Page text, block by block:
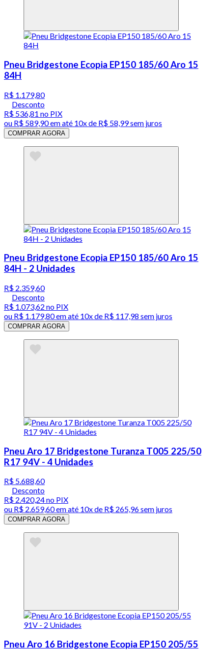
Pneu Bridgestone Ecopia EP150 185/60 Aro 15
84H
R$ 1.179,80
Desconto
R$ 536,81 no PIX
ou R$ 589,90em até 10x de R$ 58,99 sem juros
COMPRAR AGORA
Pneu Bridgestone Ecopia EP150 185/60 Aro 15
84H - 2 Unidades
R$ 2.359,60
Desconto
R$ 1.073,62 no PIX
ou R$ 1.179,80em até 10x de R$ 117,98 sem juros
COMPRAR AGORA
Pneu Aro 17 Bridgestone Turanza T005 225/50
R17 94V - 4 Unidades
R$ 5.688,60
Desconto
R$ 2.420,24no PIX
ou R$ 2.659,60em até 10x de R$ 265,96 sem juros
COMPRAR AGORA
Pneu Aro 16 Bridgestone Ecopia EP150 205/55